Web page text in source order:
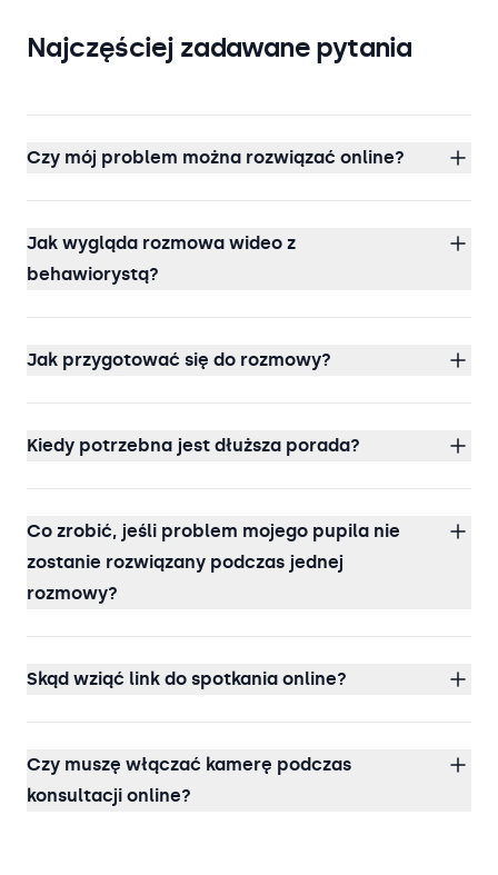
Najczęściej zadawane pytania
Czy mój problem można rozwiązać online?
Jak wygląda rozmowa wideo z
behawiorystą?
Jak przygotować się do rozmowy?
Kiedy potrzebna jest dłuższa porada?
Co zrobić, jeśli problem mojego pupila nie
zostanie rozwiązany podczas jednej
rozmowy?
Skąd wziąć link do spotkania online?
Czy muszę włączać kamerę podczas
konsultacji online?